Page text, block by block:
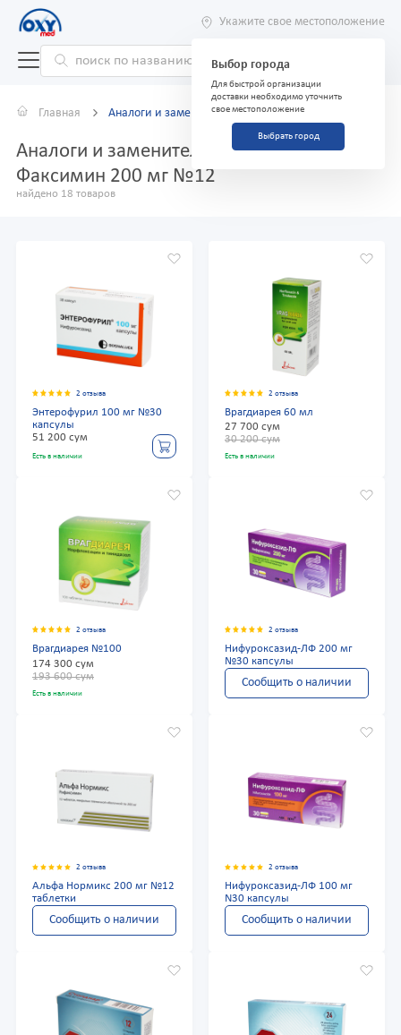
Укажите свое местоположение
Выбор города
Для быстрой организации
доставки необходимо уточнить
свое местоположение
Выбрать город
Главная Аналоги и заменители
Аналоги и заменители препарата
Факсимин 200 мг №12
найдено 18 товаров
2 отзыва
Энтерофурил 100 мг №30
капсулы
51 200 сум
Есть в наличии
2 отзыва
Врагдиарея 60 мл
27 700 сум
30 200 сум
Есть в наличии
2 отзыва
Врагдиарея №100
174 300 сум
193 600 сум
Есть в наличии
2 отзыва
Нифуроксазид-ЛФ 200 мг
№30 капсулы
Сообщить о наличии
2 отзыва
Альфа Нормикс 200 мг №12
таблетки
Сообщить о наличии
2 отзыва
Нифуроксазид-ЛФ 100 мг
N30 капсулы
Сообщить о наличии